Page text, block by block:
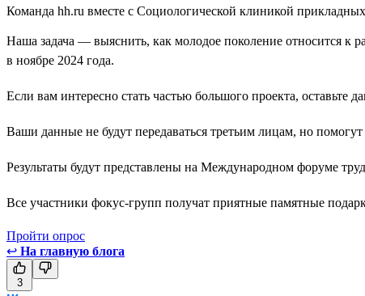
Команда hh.ru вместе с Социологической клиникой
Наша задача — выяснить, как молодое поколение относится к
в ноябре 2024 года.
Если вам интересно стать частью большого проекта, оставьте
Ваши данные не будут передаваться третьим лицам, но
Результаты будут представлены на Международном форуме
Все участники фокус-групп получат приятные памятные
Пройти опрос
↩ На главную блога
3